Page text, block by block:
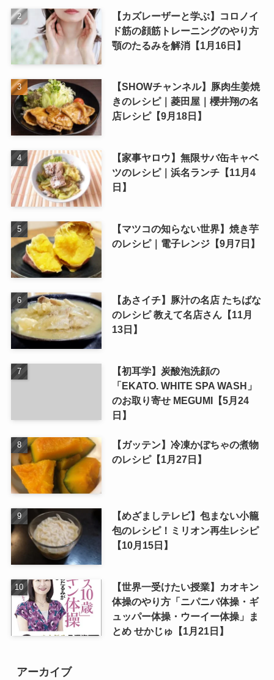
【カズレーザーと学ぶ】コロノイ
ド筋の顔筋トレーニングのやり方
顎のたるみを解消【1月16日】
【SHOWチャンネル】豚肉生姜焼
きのレシピ｜菱田屋｜櫻井翔の名
店レシピ【9月18日】
【家事ヤロウ】無限サバ缶キャベ
ツのレシピ｜浜名ランチ【11月4
日】
【マツコの知らない世界】焼き芋
のレシピ｜電子レンジ【9月7日】
【あさイチ】豚汁の名店 たちばな
のレシピ 教えて名店さん【11月
13日】
【初耳学】炭酸泡洗顔の
「EKATO. WHITE SPA WASH」
のお取り寄せ MEGUMI【5月24
日】
【ガッテン】冷凍かぼちゃの煮物
のレシピ【1月27日】
【めざましテレビ】包まない小籠
包のレシピ！ミリオン再生レシピ
【10月15日】
【世界一受けたい授業】カオキン
体操のやり方「ニパニパ体操・ギ
ュッパー体操・ウーイー体操」ま
とめ せかじゅ【1月21日】
アーカイブ